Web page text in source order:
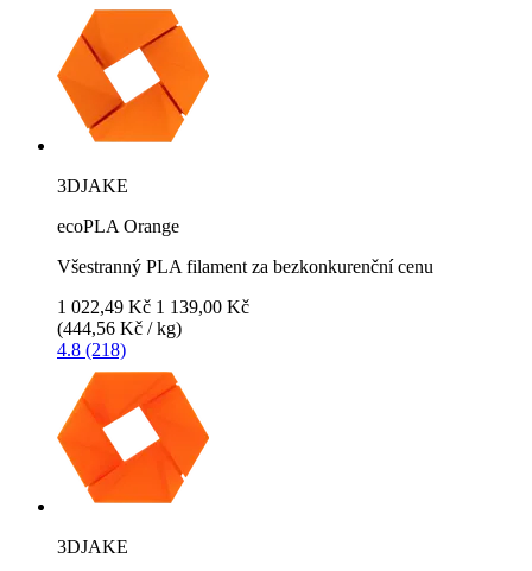
3DJAKE
ecoPLA Orange
Všestranný PLA filament za bezkonkurenční cenu
1 022,49 Kč 1 139,00 Kč
(444,56 Kč / kg)
4.8 (218)
3DJAKE